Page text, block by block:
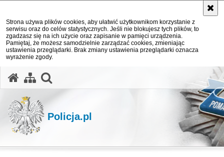
Strona używa plików cookies, aby ułatwić użytkownikom korzystanie z
serwisu oraz do celów statystycznych. Jeśli nie blokujesz tych plików, to
zgadzasz się na ich użycie oraz zapisanie w pamięci urządzenia.
Pamiętaj, że możesz samodzielnie zarządzać cookies, zmieniając
ustawienia przeglądarki. Brak zmiany ustawienia przeglądarki oznacza
wyrażenie zgody.
Policja.pl